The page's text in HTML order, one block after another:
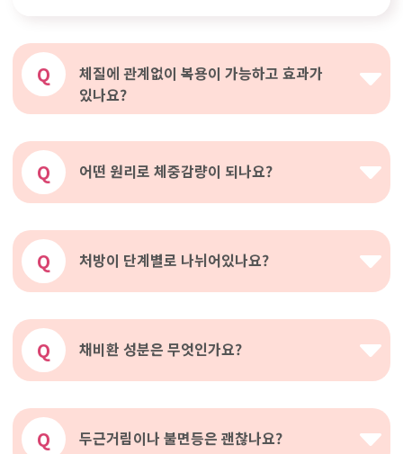
Q
체질에 관계없이 복용이 가능하고 효과가
있나요?
Q 어떤 원리로 체중감량이 되나요?
Q 처방이 단계별로 나뉘어있나요?
Q 채비환 성분은 무엇인가요?
Q 두근거림이나 불면등은 괜찮나요?